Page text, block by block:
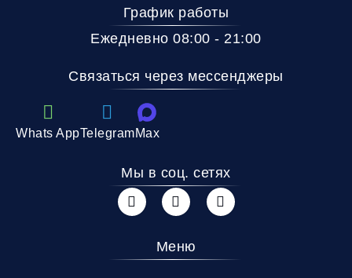
График работы
Ежедневно 08:00 - 21:00
Связаться через мессенджеры
Whats AppTelegramMax
Мы в соц. сетях
Меню